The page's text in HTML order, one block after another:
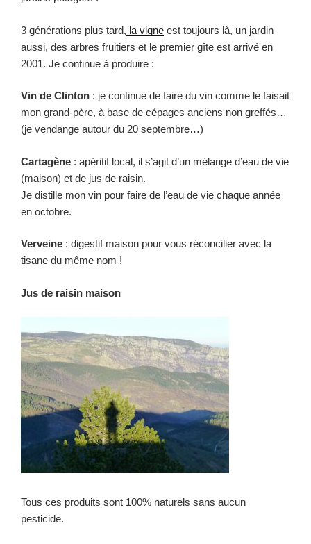
3 générations plus tard, la vigne est toujours là, un jardin
aussi, des arbres fruitiers et le premier gîte est arrivé en
2001. Je continue à produire :
Vin de Clinton : je continue de faire du vin comme le faisait
mon grand-père, à base de cépages anciens non greffés…
(je vendange autour du 20 septembre…)
Cartagène : apéritif local, il s’agit d’un mélange d’eau de vie
(maison) et de jus de raisin.
Je distille mon vin pour faire de l’eau de vie chaque année
en octobre.
Verveine : digestif maison pour vous réconcilier avec la
tisane du même nom !
Jus de raisin maison
Tous ces produits sont 100% naturels sans aucun
pesticide.